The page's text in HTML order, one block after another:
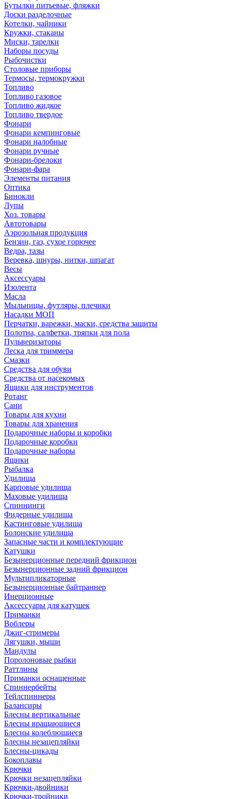
Бутылки питьевые, фляжки
Доски разделочные
Котелки, чайники
Кружки, стаканы
Миски, тарелки
Наборы посуды
Рыбочистки
Столовые приборы
Термосы, термокружки
Топливо
Топливо газовое
Топливо жидкое
Топливо твердое
Фонари
Фонари кемпинговые
Фонари налобные
Фонари ручные
Фонари-брелоки
Фонари-фара
Элементы питания
Оптика
Бинокли
Лупы
Хоз. товары
Автотовары
Аэрозольная продукция
Бензин, газ, сухое горючее
Ведра, тазы
Веревка, шнуры, нитки, шпагат
Весы
Аксессуары
Изолента
Масла
Мыльницы, футляры, плечики
Насадки МОП
Перчатки, варежки, маски, средства защиты
Полотна, салфетки, тряпки для пола
Пульверизаторы
Леска для триммера
Смазки
Средства для обуви
Средства от насекомых
Ящики для инструментов
Ротанг
Сани
Товары для кухни
Товары для хранения
Подарочные наборы и коробки
Подарочные коробки
Подарочные наборы
Ящики
Рыбалка
Удилища
Карповые удилища
Маховые удилища
Спиннинги
Фидерные удилища
Кастинговые удилища
Болонские удилища
Запасные части и комплектующие
Катушки
Безынерционные передний фрикцион
Безынерционные задний фрикцион
Мультипликаторные
Безынерционные байтраннер
Инерционные
Аксессуары для катушек
Приманки
Воблеры
Джиг-стримеры
Лягушки, мыши
Мандулы
Поролоновые рыбки
Раттлины
Приманки оснащенные
Спиннербейты
Тейлспиннеры
Балансиры
Блесны вертикальные
Блесны вращающиеся
Блесны колеблющиеся
Блесны незацепляйки
Блесны-цикады
Бокоплавы
Крючки
Крючки незацепляйки
Крючки-двойники
Крючки-тройники